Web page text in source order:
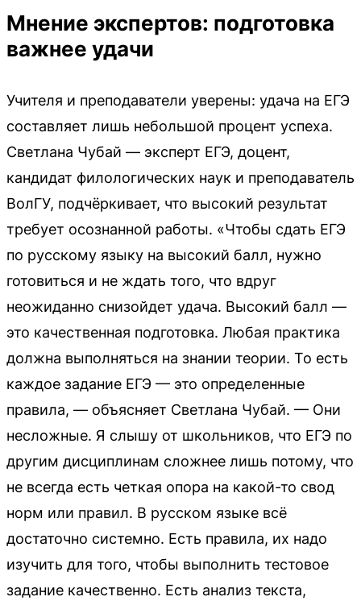
Мнение экспертов: подготовка
важнее удачи
Учителя и преподаватели уверены: удача на ЕГЭ
составляет лишь небольшой процент успеха.
Светлана Чубай — эксперт ЕГЭ, доцент,
кандидат филологических наук и преподаватель
ВолГУ, подчёркивает, что высокий результат
требует осознанной работы. «Чтобы сдать ЕГЭ
по русскому языку на высокий балл, нужно
готовиться и не ждать того, что вдруг
неожиданно снизойдет удача. Высокий балл —
это качественная подготовка. Любая практика
должна выполняться на знании теории. То есть
каждое задание ЕГЭ — это определенные
правила, — объясняет Светлана Чубай. — Они
несложные. Я слышу от школьников, что ЕГЭ по
другим дисциплинам сложнее лишь потому, что
не всегда есть четкая опора на какой-то свод
норм или правил. В русском языке всё
достаточно системно. Есть правила, их надо
изучить для того, чтобы выполнить тестовое
задание качественно. Есть анализ текста,